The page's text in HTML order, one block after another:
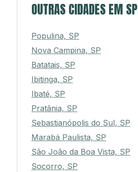
OUTRAS CIDADES EM SP
Populina, SP
Nova Campina, SP
Batatais, SP
Ibitinga, SP
Ibaté, SP
Pratânia, SP
Sebastianópolis do Sul, SP
Marabá Paulista, SP
São João da Boa Vista, SP
Socorro, SP